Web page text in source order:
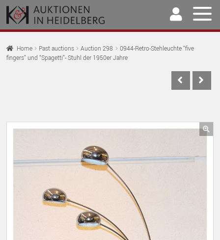
Skip
to
navigation
Skip
to
content
Home
Contact
Home Past auctions Auction 298
0944-Retro-Stehleuchte “five
fingers” und “Spagetti”- Stuhl der 1950er Jahre